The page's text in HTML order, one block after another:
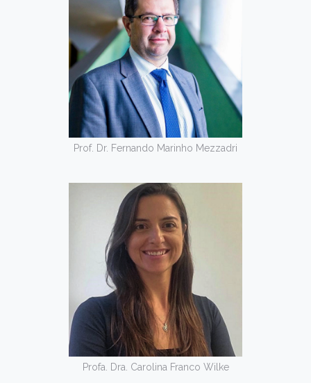
Prof. Dr. Fernando Marinho Mezzadri
Profa. Dra. Carolina Franco Wilke